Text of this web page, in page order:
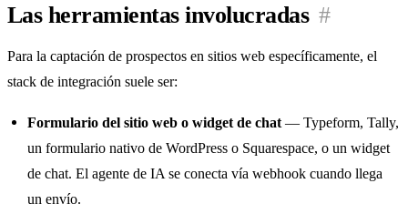
Las herramientas involucradas #
Para la captación de prospectos en sitios web específicamente, el
stack de integración suele ser:
Formulario del sitio web o widget de chat— Typeform, Tally,
un formulario nativo de WordPress o Squarespace, o un widget
de chat. El agente de IA se conecta vía webhook cuando llega
un envío.